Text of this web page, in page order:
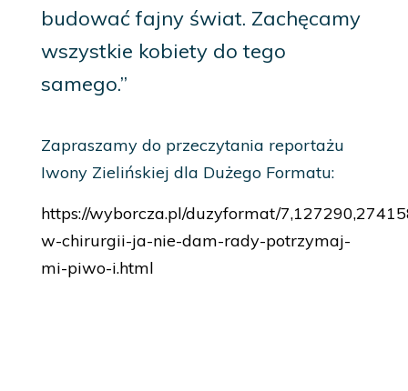
budować fajny świat. Zachęcamy
wszystkie kobiety do tego
samego.”
Zapraszamy do przeczytania reportażu
Iwony Zielińskiej dla Dużego Formatu:
https://wyborcza.pl/duzyformat/
w-chirurgii-ja-nie-dam-rady-potrzymaj-
mi-piwo-i.html